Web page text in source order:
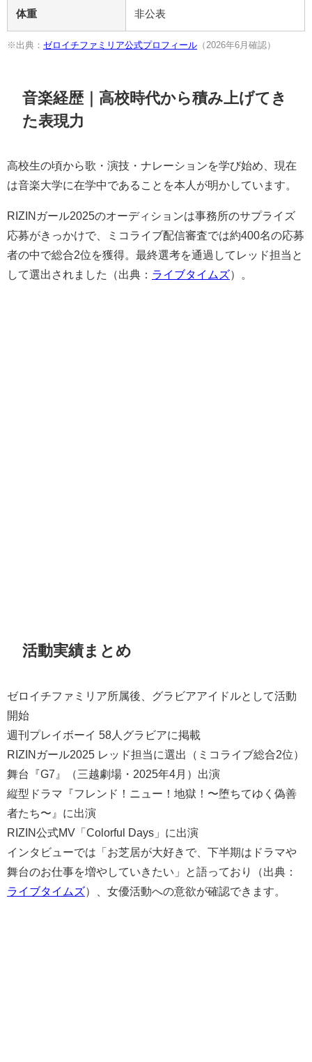
体重 非公表
※出典： ゼロイチファミリア公式プロフィール （2026年6月確認）
音楽経歴｜高校時代から積み上げてき
た表現力
高校生の頃から歌・演技・ナレーションを学び始め、現在
は音楽大学に在学中であることを本人が明かしています。
RIZINガール2025のオーディションは事務所のサプライズ
応募がきっかけで、ミコライブ配信審査では約400名の応募
者の中で総合2位を獲得。最終選考を通過してレッド担当と
して選出されました（出典： ライブタイムズ）。
活動実績まとめ
ゼロイチファミリア所属後、グラビアアイドルとして活動
開始
週刊プレイボーイ 58人グラビアに掲載
RIZINガール2025 レッド担当に選出（ミコライブ総合2位）
舞台『G7』（三越劇場・2025年4月）出演
縦型ドラマ『フレンド！ニュー！地獄！〜堕ちてゆく偽善
者たち〜』に出演
RIZIN公式MV「Colorful Days」に出演
インタビューでは「お芝居が大好きで、下半期はドラマや
舞台のお仕事を増やしていきたい」と語っており（出典：
ライブタイムズ）、女優活動への意欲が確認できます。